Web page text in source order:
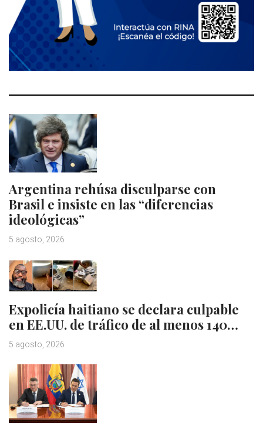
Argentina rehúsa disculparse con
Brasil e insiste en las “diferencias
ideológicas”
5 agosto, 2026
Expolicía haitiano se declara culpable
en EE.UU. de tráfico de al menos 140…
5 agosto, 2026